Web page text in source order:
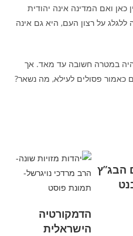
כאן ואם המדינה אינה יהודית
על רצון העם, היא גם אינה
במטרה חשובה עד מאד. אך
פסולים לעילא, מה נשאר?
הבג”ץ
הדמקורטיה
הישראלית